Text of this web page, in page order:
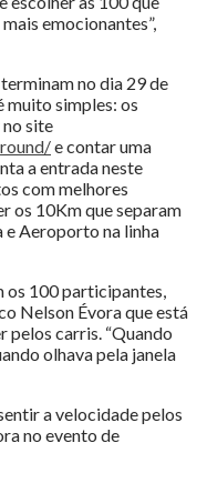
emocionantes”,
no dia 29 de
simples: os
site
e contar uma
a entrada neste
com melhores
os 10Km que separam
e Aeroporto na linha
os 100 participantes,
Nelson Évora que está
pelos carris. “Quando
olhava pela janela
a velocidade pelos
no evento de